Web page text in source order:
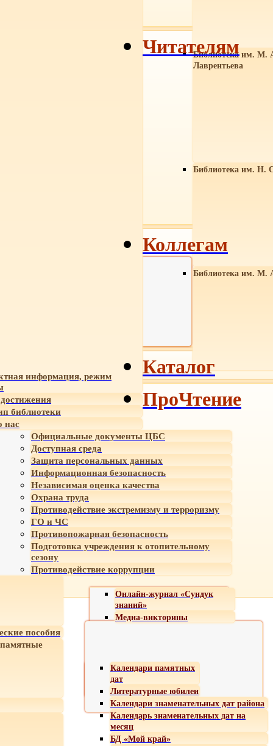
Библиотека им. М.
Лаврентьева
Библиотека им. Н.
Библиотека им. М.
информация, режим
библиотеки
нас
Официальные документы ЦБС
Доступная среда
Защита персональных данных
Информационная безопасность
Независимая оценка качества
Охрана труда
Противодействие экстремизму и терроризму
ГО и ЧС
Противопожарная безопасность
Подготовка учреждения к отопительному
сезону
Противодействие коррупции
Онлайн-журнал «Сундук
знаний»
Медиа-викторины
пособия
Календари памятных
дат
Литературные юбилеи
Календари знаменательных дат района
Календарь знаменательных дат на
месяц
БД «Мой край»
Читателям
Коллегам
Каталог
ПроЧтение